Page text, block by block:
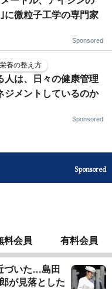
に微粒子工学の専門家
Sponsored
養の整え方
人は、日々の健康管理
ジメントしているのか
Sponsored
Sponsored
料会員 有料会員
づいた…島田
が見落とした